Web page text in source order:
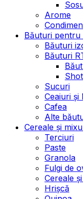
Arome
Băuturi pentru
Băuturi
Băuturi
Sucuri
Ceaiuri și
Cafea
Alte
Cereale și
Terciuri
Paste
Granola
Fulgi de
Cereale
Hrișcă